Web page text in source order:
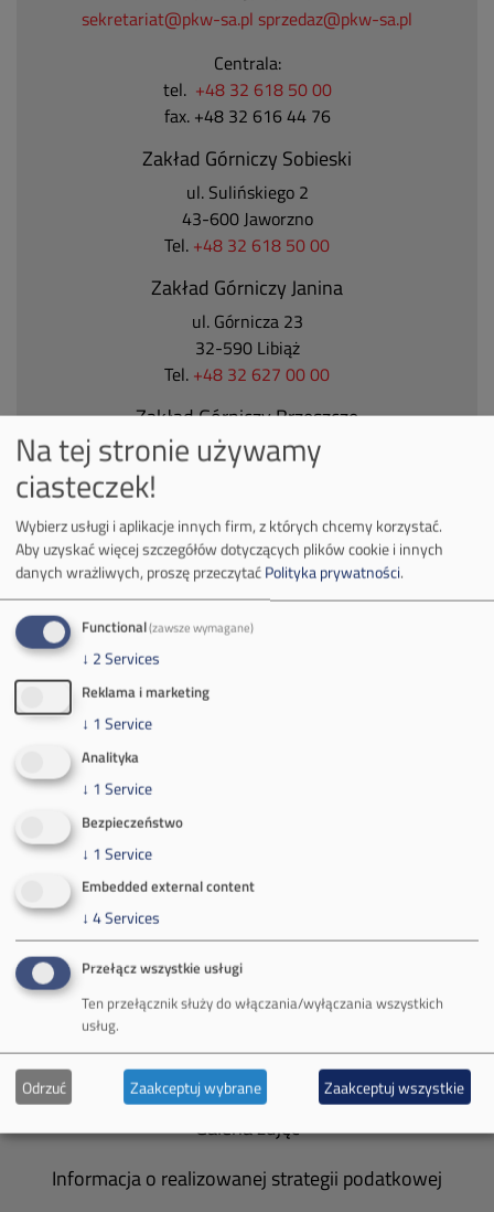
sekretariat@pkw-sa.pl sprzedaz@pkw-sa.pl
Centrala:
tel. +48 32 618 50 00
fax. +48 32 616 44 76
Zakład Górniczy Sobieski
ul. Sulińskiego 2
43-600 Jaworzno
Tel. +48 32 618 50 00
Zakład Górniczy Janina
ul. Górnicza 23
32-590 Libiąż
Tel. +48 32 627 00 00
Zakład Górniczy Brzeszcze
ul.Kościuszki 1
32-620 Brzeszcze
Kontakt dla mediów:
mail:media@pkw-sa.pl
Władze spółki
Spółka Południowy Koncern Węglowy
Zakład Górniczy Brzeszcze
Zakład Górniczy Sobieski
Galeria zdjęć
Informacja o realizowanej strategii podatkowej
Na tej stronie używamy
ciasteczek!
Wybierz usługi i aplikacje innych firm, z których chcemy korzystać.
Aby uzyskać więcej szczegółów dotyczących plików cookie i innych
danych wrażliwych, proszę przeczytaćPolityka prywatności.
Functional(zawsze wymagane)
↓ 2Services
Reklama i marketing
↓ 1 Service
Analityka
↓ 1 Service
Bezpieczeństwo
↓ 1 Service
Embedded external content
↓ 4Services
Przełącz wszystkie usługi
Ten przełącznik służy do włączania/wyłączania wszystkich
usług.
Odrzuć Zaakceptuj wybrane Zaakceptuj wszystkie